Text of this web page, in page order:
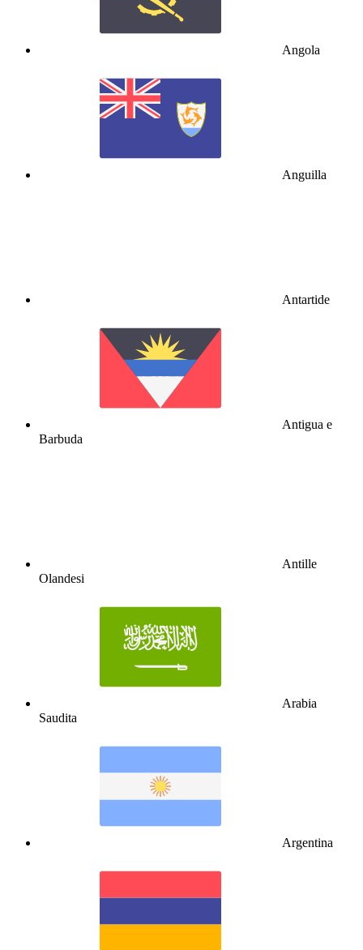
Angola
Anguilla
Antartide
Antigua e
Barbuda
Antille
Olandesi
Arabia
Saudita
Argentina